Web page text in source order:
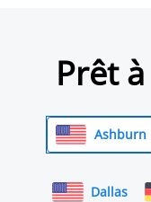
Prêt
Ashburn
Dallas